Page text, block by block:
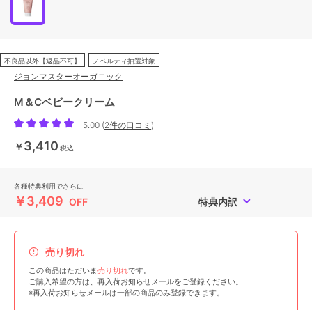
不良品以外【返品不可】 ノベルティ抽選対象
ジョンマスターオーガニック
M＆Cベビークリーム
5.00 (2件の口コミ )
￥3,410 税込
各種特典利用でさらに
￥3,409 OFF 特典内訳
売り切れ
この商品はただいま売り切れです。
ご購入希望の方は、再入荷お知らせメールをご登録ください。
※再入荷お知らせメールは一部の商品のみ登録できます。